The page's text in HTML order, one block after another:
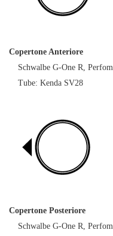
Copertone Anteriore
Schwalbe G-One R,
Tube: Kenda SV28
Copertone Posteriore
Schwalbe G-One R,